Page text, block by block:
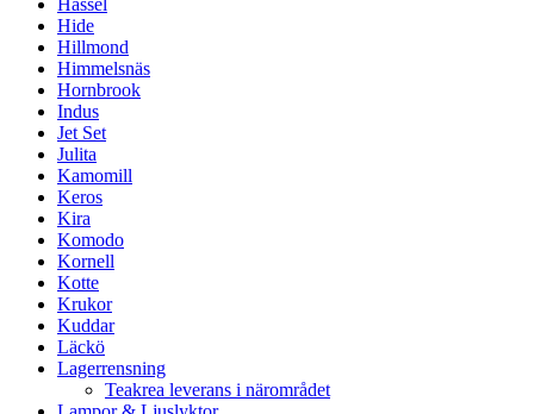
Hassel
Hide
Hillmond
Himmelsnäs
Hornbrook
Indus
Jet Set
Julita
Kamomill
Keros
Kira
Komodo
Kornell
Kotte
Krukor
Kuddar
Läckö
Lagerrensning
Teakrea leverans i närområdet